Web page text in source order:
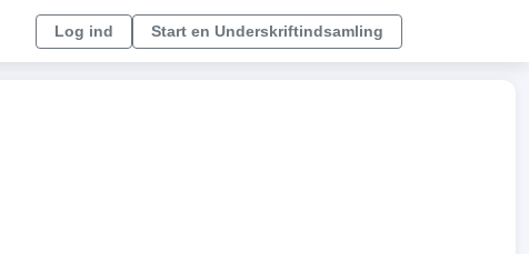
Log ind Start en Underskriftindsamling